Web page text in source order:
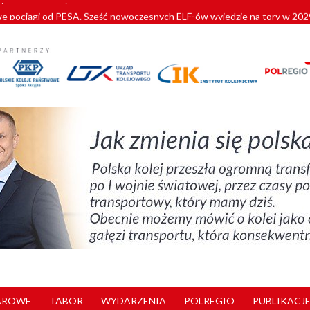
pociągi od PESA. Sześć nowoczesnych ELF-ów wyjedzie na tory w
alkoholu i wjeżdżają na tory
Vectrony na 230 km/h
TABOR WYDARZENIA POLREGIO